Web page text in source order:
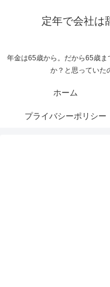
定年で会社は
年金は65歳から。だから65歳
か？と思っていた
ホーム
プライバシーポリシー